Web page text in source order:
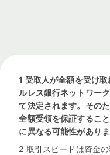
1 受取人が全額を受け
ルレス銀行ネットワー
て決定されます。その
全額受領を保証するこ
に異なる可能性がありま
2 取引スピードは資金